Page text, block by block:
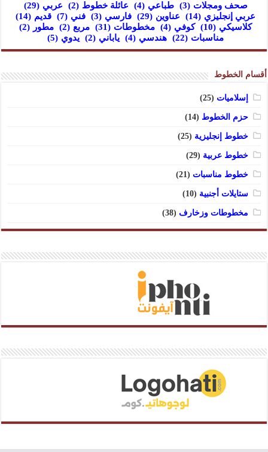
صحف ومجلات (3) طباعي (4) عائلة خطوط (2) عربي (29)
عربي إنجليزي (14) عناوين (29) فارسي (3) فني (7) قديم (14)
كلاسيكي (10) كوفي (4) مخطوطات (31) مربع (2) مطور (2)
مناسبات (22) هندسي (4) ياباني (2) يدوي (5)
أقسام الخطوط
إسلاميات (25)
حزم الخطوط (14)
خطوط إنجليزية (25)
خطوط عربية (29)
خطوط مناسبات (21)
ستايلات أجنبية (10)
مخطوطات وزخارف (38)